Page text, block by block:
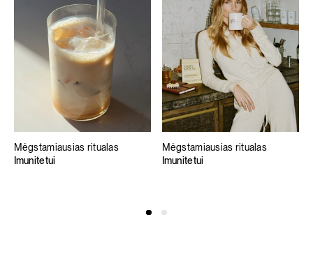
Mėgstamiausias ritualas
Imunitetui
Mėgstamiausias ritualas
Imunitetui